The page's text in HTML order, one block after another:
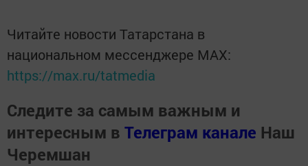
Читайте новости Татарстана в
национальном мессенджере MАХ:
https://max.ru/tatmedia
Следите за самым важным и
интересным в Телеграм канале Наш
Черемшан